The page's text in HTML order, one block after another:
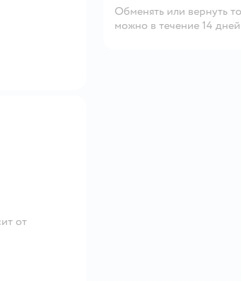
Обменять или вернуть
можно в течение 14
от